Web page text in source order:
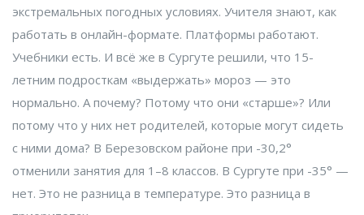
экстремальных погодных условиях. Учителя знают, как
работать в онлайн-формате. Платформы работают.
Учебники есть. И всё же в Сургуте решили, что 15-
летним подросткам «выдержать» мороз — это
нормально. А почему? Потому что они «старше»? Или
потому что у них нет родителей, которые могут сидеть
с ними дома? В Березовском районе при -30,2°
отменили занятия для 1–8 классов. В Сургуте при -35° —
нет. Это не разница в температуре. Это разница в